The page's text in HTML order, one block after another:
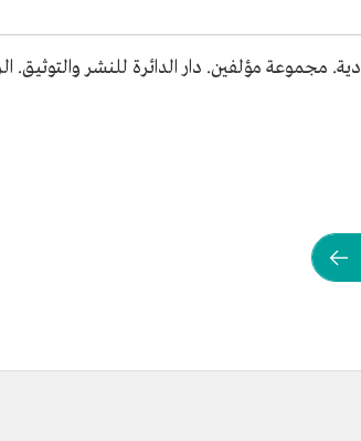
مجموعة مؤلفين. دار الدائرة للنشر والتوثيق.